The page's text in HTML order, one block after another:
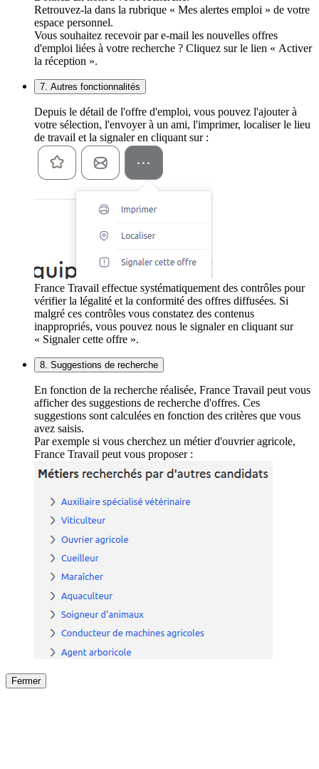
Retrouvez-la dans la rubrique « Mes alertes emploi » de votre
espace personnel.
Vous souhaitez recevoir par e-mail les nouvelles offres
d'emploi liées à votre recherche ? Cliquez sur le lien « Activer
la réception ».
7. Autres fonctionnalités
Depuis le détail de l'offre d'emploi, vous pouvez l'ajouter à
votre sélection, l'envoyer à un ami, l'imprimer, localiser le lieu
de travail et la signaler en cliquant sur :
France Travail effectue systématiquement des contrôles pour
vérifier la légalité et la conformité des offres diffusées. Si
malgré ces contrôles vous constatez des contenus
inappropriés, vous pouvez nous le signaler en cliquant sur
« Signaler cette offre ».
8. Suggestions de recherche
En fonction de la recherche réalisée, France Travail peut vous
afficher des suggestions de recherche d'offres. Ces
suggestions sont calculées en fonction des critères que vous
avez saisis.
Par exemple si vous cherchez un métier d'ouvrier agricole,
France Travail peut vous proposer :
Fermer